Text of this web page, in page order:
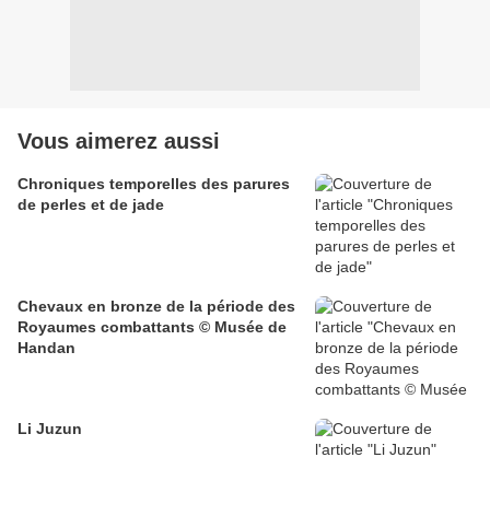
Vous aimerez aussi
Chroniques temporelles des parures
de perles et de jade
Chevaux en bronze de la période des
Royaumes combattants © Musée de
Handan
Li Juzun